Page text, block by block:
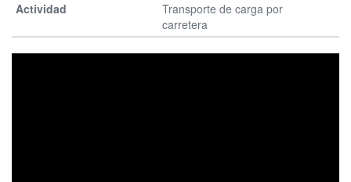
Transporte de carga por
carretera